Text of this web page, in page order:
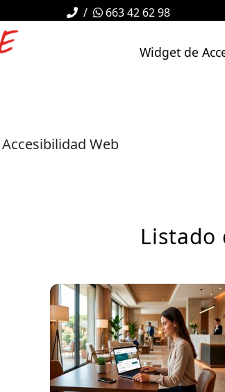
/ 663 42 62 98
Widget de
Accesibilidad Web
Listado